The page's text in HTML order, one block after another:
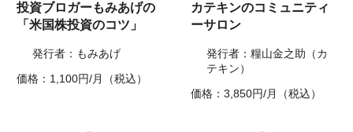
投資ブロガーもみあげの
「米国株投資のコツ」
発行者：もみあげ
価格：1,100円/月（税込）
カテキンのコミュニティ
ーサロン
発行者：糧山金之助（カ
テキン）
価格：3,850円/月（税込）